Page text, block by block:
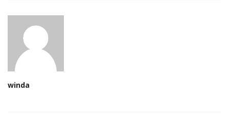
winda